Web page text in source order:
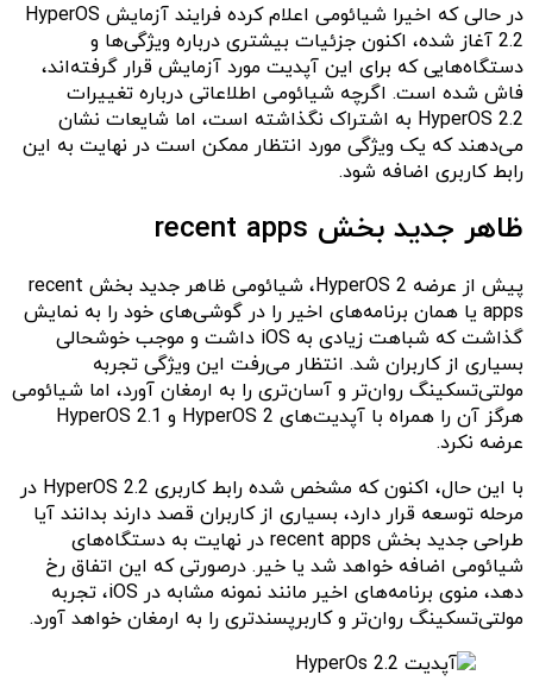
در حالی که اخیرا شیائومی اعلام کرده فرایند آزمایش HyperOS
2.2 آغاز شده، اکنون جزئیات بیشتری درباره ویژگی‌ها و
دستگاه‌هایی که برای این آپدیت مورد آزمایش قرار گرفته‌اند،
فاش شده است. اگرچه شیائومی اطلاعاتی درباره تغییرات
HyperOS 2.2 به اشتراک نگذاشته است، اما شایعات نشان
می‌دهند که یک ویژگی مورد انتظار ممکن است در نهایت به این
رابط کاربری اضافه شود.
ظاهر جدید بخش recent apps
پیش از عرضه HyperOS 2، شیائومی ظاهر جدید بخش recent
apps یا همان برنامه‌های اخیر را در گوشی‌های خود را به نمایش
گذاشت که شباهت زیادی به iOS داشت و موجب خوشحالی
بسیاری از کاربران شد. انتظار می‌رفت این ویژگی تجربه
مولتی‌تسکینگ روان‌تر و آسان‌تری را به ارمغان آورد، اما شیائومی
هرگز آن را همراه با آپدیت‌های HyperOS 2 و HyperOS 2.1
عرضه نکرد.
با این حال، اکنون که مشخص شده رابط کاربری HyperOS 2.2 در
مرحله توسعه قرار دارد، بسیاری از کاربران قصد دارند بدانند آیا
طراحی جدید بخش recent apps در نهایت به دستگاه‌های
شیائومی اضافه خواهد شد یا خیر. درصورتی که این اتفاق رخ
دهد، منوی برنامه‌های اخیر مانند نمونه مشابه در iOS، تجربه
مولتی‌تسکینگ روان‌تر و کاربرپسندتری را به ارمغان خواهد آورد.